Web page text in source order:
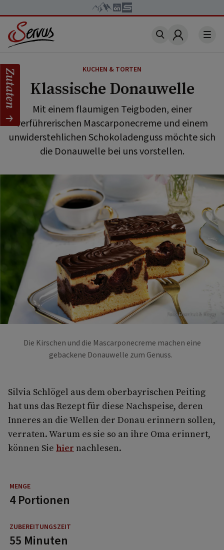
Account
KUCHEN & TORTEN
Klassische Donauwelle
Mit einem flaumigen Teigboden, einer
verführerischen Mascarponecreme und einem
unwiderstehlichen Schokoladenguss möchte sich
die Donauwelle bei uns vorstellen.
Foto: Eisenhut & Mayer
Die Kirschen und die Mascarponecreme machen eine
gebackene Donauwelle zum Genuss.
Silvia Schlögel aus dem oberbayrischen Peiting
hat uns das Rezept für diese Nachspeise, deren
Inneres an die Wellen der Donau erinnern sollen,
verraten. Warum es sie so an ihre Oma erinnert,
können Sie hier nachlesen.
4 Portionen
55 Minuten
Zutaten